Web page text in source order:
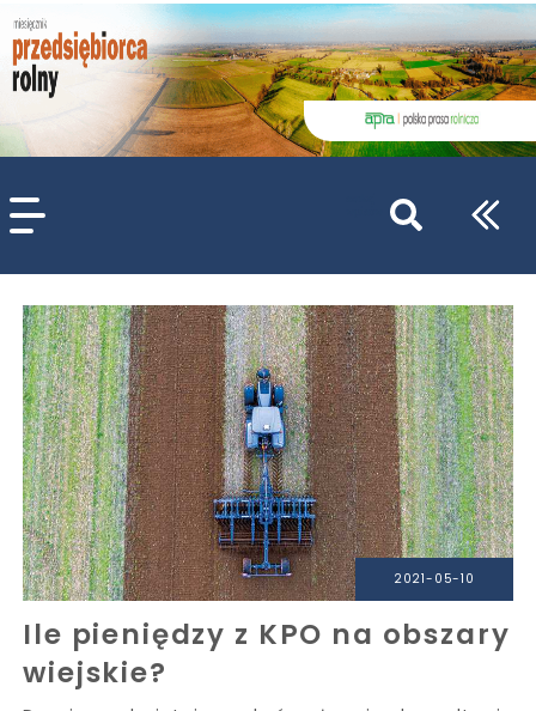
2021-05-10
Ile pieniędzy z KPO na obszary
wiejskie?